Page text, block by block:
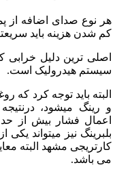
هر نوع صدای اضافه
کم شدن هزینه باید
اصلی ترین دلیل
سیستم هیدرولیک است.
البته باید توجه کرد که
و رینگ میشود،
اعمال فشار بیش از
بلبرینگ نیز میتواند یکی
کارتریجی مشهد البته
می باشد.